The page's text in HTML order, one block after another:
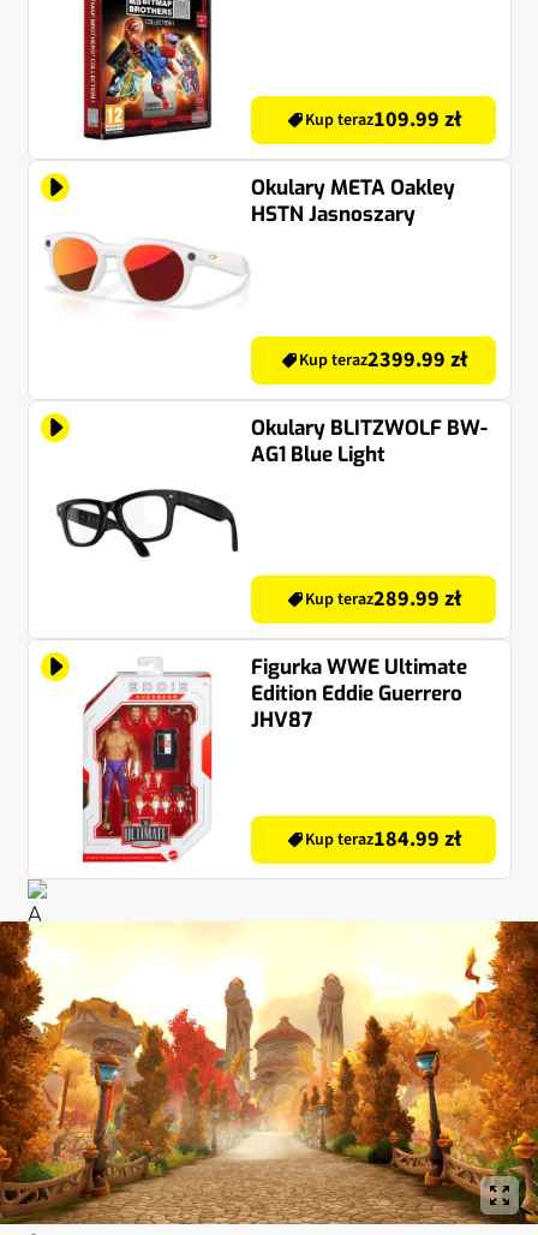
Kup teraz109.99 zł
Okulary META Oakley
HSTN Jasnoszary
Kup teraz2399.99 zł
Okulary BLITZWOLF BW-
AG1 Blue Light
Kup teraz289.99 zł
Figurka WWE Ultimate
Edition Eddie Guerrero
JHV87
Kup teraz184.99 zł